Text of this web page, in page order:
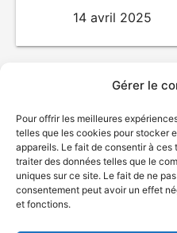
Gérer le
Pour offrir les meilleures
telles que les cookies pour stocker
appareils. Le fait de consentir à
traiter des données telles que le
uniques sur ce site. Le fait de ne
consentement peut avoir un effet
et fonctions.
14 avril 2025